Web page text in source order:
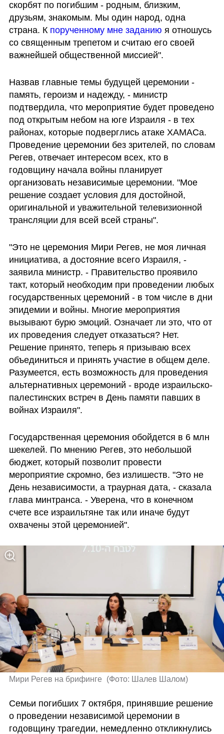
скорбят по погибшим - родным, близким,
друзьям, знакомым. Мы один народ, одна
страна. К порученному мне заданию я отношусь
со священным трепетом и считаю его своей
важнейшей общественной миссией".
Назвав главные темы будущей церемонии -
память, героизм и надежду, - министр
подтвердила, что мероприятие будет проведено
под открытым небом на юге Израиля - в тех
районах, которые подверглись атаке ХАМАСа.
Проведение церемонии без зрителей, по словам
Регев, отвечает интересом всех, кто в
годовщину начала войны планирует
организовать независимые церемонии. "Мое
решение создает условия для достойной,
оригинальной и уважительной телевизионной
трансляции для всей всей страны".
"Это не церемония Мири Регев, не моя личная
инициатива, а достояние всего Израиля, -
заявила министр. - Правительство проявило
такт, который необходим при проведении любых
государственных церемоний - в том числе в дни
эпидемии и войны. Многие мероприятия
вызывают бурю эмоций. Означает ли это, что от
их проведения следует отказаться? Нет.
Решение принято, теперь я призываю всех
объединиться и принять участие в общем деле.
Разумеется, есть возможность для проведения
альтернативных церемоний - вроде израильско-
палестинских встреч в День памяти павших в
войнах Израиля".
Государственная церемония обойдется в 6 млн
шекелей. По мнению Регев, это небольшой
бюджет, который позволит провести
мероприятие скромно, без излишеств. "Это не
День независимости, а траурная дата, - сказала
глава минтранса. - Уверена, что в конечном
счете все израильтяне так или иначе будут
охвачены этой церемонией".
Мири Регев на брифинге (Фото: Шалев Шалом)
Семьи погибших 7 октября, принявшие решение
о проведении независимой церемонии в
годовщину трагедии, немедленно откликнулись